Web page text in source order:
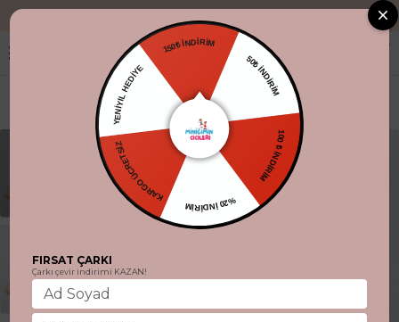
"Aynı gün
150₺ İNDİRİM
50₺ İNDİRİM
100 ₺ İNDİRİM
%20 İNDİRİM
KARGO ÜCRETSİZ
YENİYIL HEDİYE
FIRSAT ÇARKI
Çarkı çevir indirimi KAZAN!